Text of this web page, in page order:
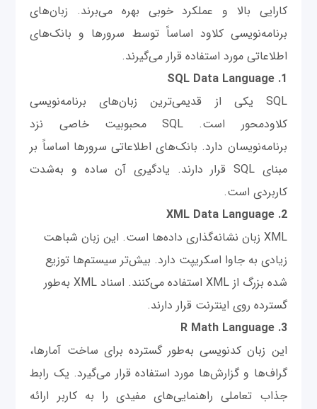
کارایی بالا و عملکرد خوبی بهره می‌برند. زبان‌های
برنامه‌نویسی کلاود اساساً توسط سرورها و بانک‌های
اطلاعاتی مورد استفاده قرار می‌گیرند.
1. SQL Data Language
SQL یکی از قدیمی‌ترین زبان‌های برنامه‌نویسی
کلاودمحور است. SQL محبوبیت خاصی نزد
برنامه‌نویسان دارد. بانک‌های اطلاعاتی سرورها اساساً بر
مبنای SQL قرار دارند. یادگیری آن ساده و به‌شدت
کاربردی است.
2. XML Data Language
XML زبان نشانه‌گذاری داده‌ها است. این زبان شباهت
زیادی به جاوا اسکریپت دارد. بیش‌تر سیستم‌ها توزیع
شده بزرگ از XML استفاده می‌کنند. اسناد XML به‌طور
گسترده روی اینترنت قرار دارند.
3. R Math Language
این زبان کدنویسی به‌طور گسترده برای ساخت آمارها،
گراف‌ها و گزارش‌ها مورد استفاده قرار می‌گیرد. یک رابط
جذاب تعاملی راهنمایی‌های مفیدی را به کاربر ارائه